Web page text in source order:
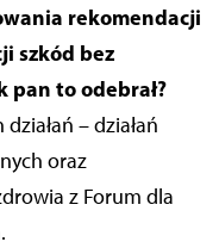
rekomendacji
szkód bez
pan to odebrał?
– działań
oraz
z Forum dla